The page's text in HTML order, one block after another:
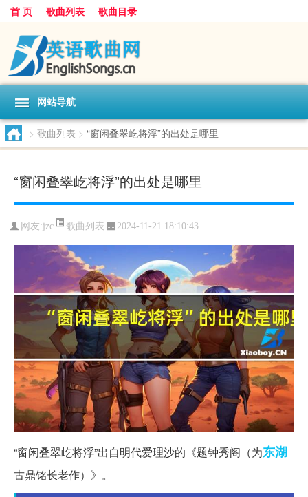
首 页 歌曲列表 歌曲目录
网站导航
> 歌曲列表 > “窗闲叠翠屹将浮”的出处是哪里
“窗闲叠翠屹将浮”的出处是哪里
网友:jzc 歌曲列表 2024-11-21 18:10:43
“窗闲叠翠屹将浮”出自明代爱理沙的《题钟秀阁（为东湖
古鼎铭长老作）》。